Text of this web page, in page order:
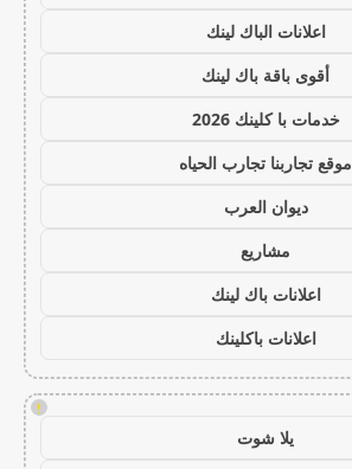
اعلانات الباك لينك
أقوى باقة باك لينك
خدمات با كلينك 2026
موقع تجاربنا تجارب الحياه
ديوان العرب
مشاريع
اعلانات باك لينك
اعلانات باكلينك
!
يلا شوت